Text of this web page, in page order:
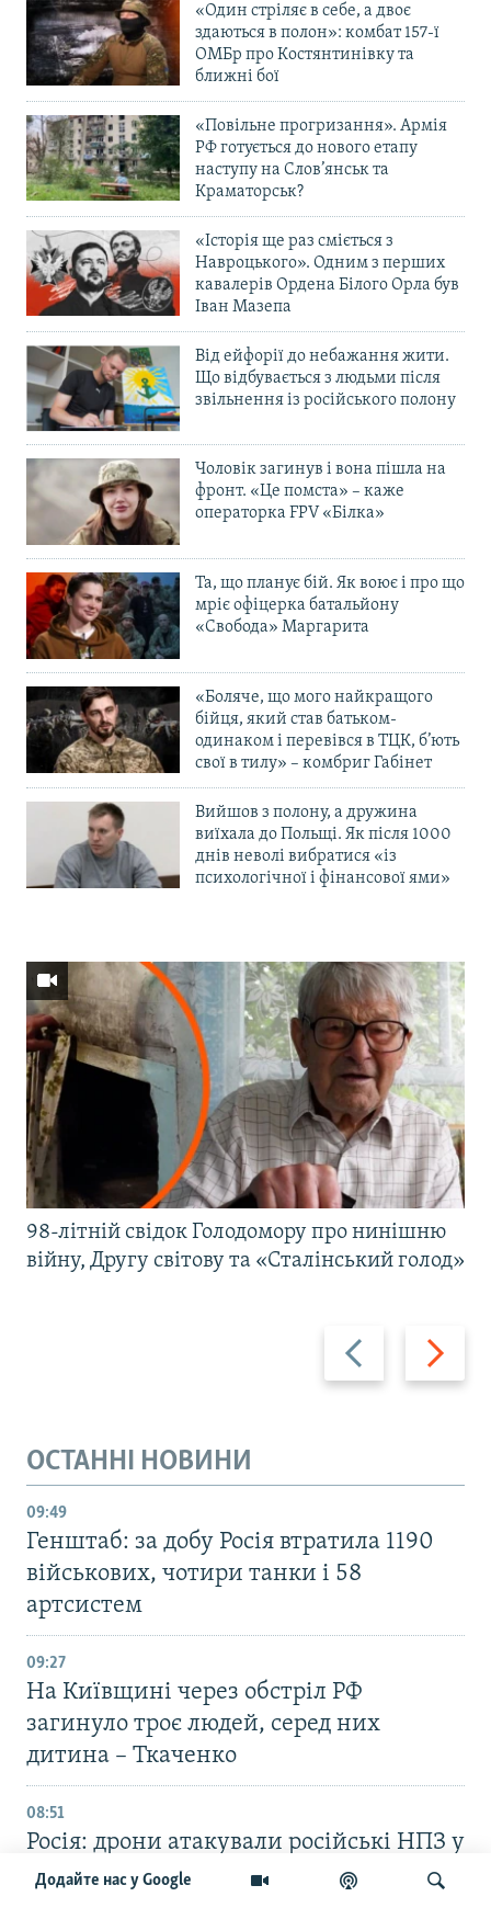
Додайте нас у Google
«Один стріляє в себе, а двоє
здаються в полон»: комбат 157-ї
ОМБр про Костянтинівку та
ближні бої
«Повільне прогризання». Армія
РФ готується до нового етапу
наступу на Слов’янськ та
Краматорськ?
«Історія ще раз сміється з
Навроцького». Одним з перших
кавалерів Ордена Білого Орла був
Іван Мазепа
Від ейфорії до небажання жити.
Що відбувається з людьми після
звільнення із російського полону
Чоловік загинув і вона пішла на
фронт. «Це помста» – каже
операторка FPV «Білка»
Та, що планує бій. Як воює і про що
мріє офіцерка батальйону
«Свобода» Маргарита
«Боляче, що мого найкращого
бійця, який став батьком-
одинаком і перевівся в ТЦК, б’ють
свої в тилу» – комбриг Габінет
Вийшов з полону, а дружина
виїхала до Польщі. Як після 1000
днів неволі вибратися «із
психологічної і фінансової ями»
Назад Вперед
98-літній свідок Голодомору про нинішню
війну, Другу світову та «Сталінський голод»
ОСТАННІ НОВИНИ
09:49
Генштаб: за добу Росія втратила 1190
військових, чотири танки і 58
артсистем
09:27
На Київщині через обстріл РФ
загинуло троє людей, серед них
дитина – Ткаченко
08:51
Росія: дрони атакували російські НПЗ у
Краснодарському краї і Самарській